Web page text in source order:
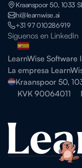
Kraanspoor 50, 1033
hi@learnwise.ai
+31 97 010286919
Síguenos en LinkedIn
LearnWise Software
La empresa
Kraanspoor 50,
KVK 90064011